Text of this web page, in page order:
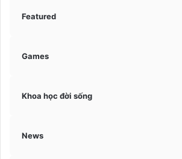
Featured
Games
Khoa học đời sống
News